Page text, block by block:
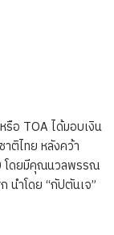
รือ TOA ได้มอบเงิน
ติไทย หลังคว้า
โดยมีคุณนวลพรรณ
นำโดย “กัปตันเจ”